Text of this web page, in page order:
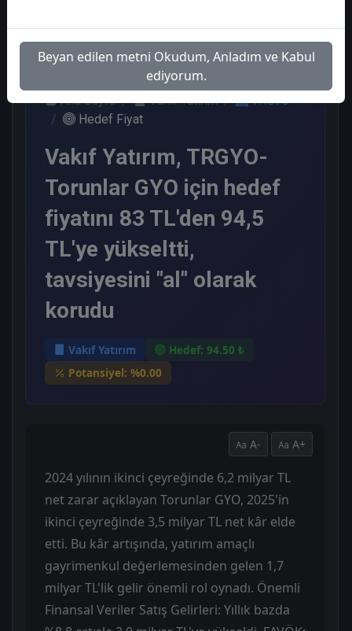
Ana Sayfa Vakıf Yatırım
TRGYO
Hedef Fiyat
Vakıf Yatırım, TRGYO-
Torunlar GYO için hedef
fiyatını 83 TL'den 94,5
TL'ye yükseltti,
tavsiyesini "al" olarak
korudu
Vakıf Yatırım
Hedef: 94.50 ₺
Potansiyel: %0.00
A- A+
2024 yılının ikinci çeyreğinde 6,2 milyar TL
net zarar açıklayan Torunlar GYO, 2025'in
ikinci çeyreğinde 3,5 milyar TL net kâr elde
etti. Bu kâr artışında, yatırım amaçlı
gayrimenkul değerlemesinden gelen 1,7
milyar TL'lik gelir önemli rol oynadı. Önemli
Finansal Veriler Satış Gelirleri: Yıllık bazda
Beyan edilen metni Okudum, Anladım ve Kabul
ediyorum.